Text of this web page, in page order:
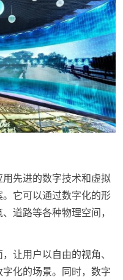
先进的数字技术和虚拟
它可以通过数字化的形
道路等各种物理空间，
让用户以自由的视角、
化的场景。同时，数字